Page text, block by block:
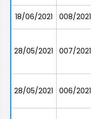
18/06/2021
008/2021
28/05/2021 007/2021
28/05/2021 006/2021